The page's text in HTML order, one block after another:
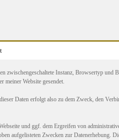
Instanz, Browsertyp und
meiner Website gesendet.
Daten erfolgt also zu dem Zweck, den
und ggf. dem Ergreifen von
aufgelisteten Zwecken zur Datenerhebung.